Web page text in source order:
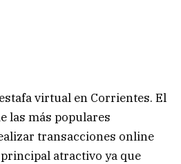
virtual en Corrientes. El
las más populares
transacciones online
atractivo ya que